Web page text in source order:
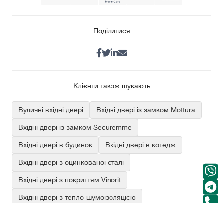
Поділитися
Клієнти також шукають
Вуличні вхідні двері Вхідні двері із замком Mottura
Вхідні двері із замком Securemme
Вхідні двері в будинок Вхідні двері в котедж
Вхідні двері з оцинкованої сталі
Вхідні двері з покриттям Vinorit
Вхідні двері з тепло-шумоізоляцією